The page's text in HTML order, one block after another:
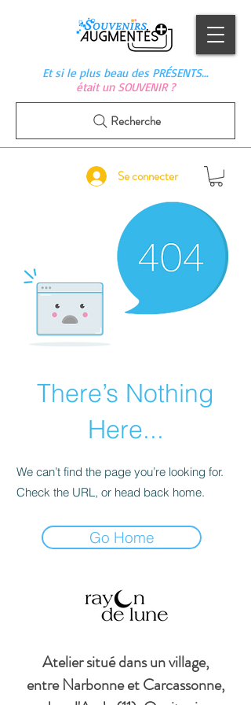
Et si le plus beau des PRÉSENTS…
était un SOUVENIR ?
Se connecter
Recherche
There’s Nothing
Here...
We can’t find the page you’re looking for.
Check the URL, or head back home.
Go Home
Atelier situé dans un village,
entre Narbonne et Carcassonne,